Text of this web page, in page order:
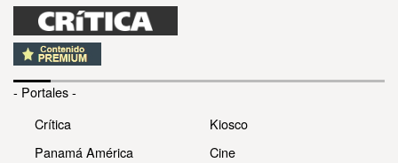
- Portales -
Crítica
Panamá América
Kiosco
Cine